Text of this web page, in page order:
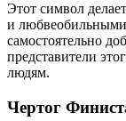
Этот символ
и
самостоятельно
представители
людям.
Чертог